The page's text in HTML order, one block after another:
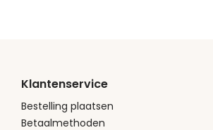
Klantenservice
Bestelling plaatsen
Betaalmethoden